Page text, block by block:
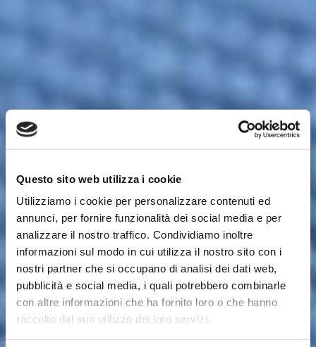
Questo sito web utilizza i cookie
Utilizziamo i cookie per personalizzare contenuti ed
annunci, per fornire funzionalità dei social media e per
analizzare il nostro traffico. Condividiamo inoltre
informazioni sul modo in cui utilizza il nostro sito con i
nostri partner che si occupano di analisi dei dati web,
pubblicità e social media, i quali potrebbero combinarle
con altre informazioni che ha fornito loro o che hanno
raccolto dal suo utilizzo dei loro servizi.
Il Ruschino